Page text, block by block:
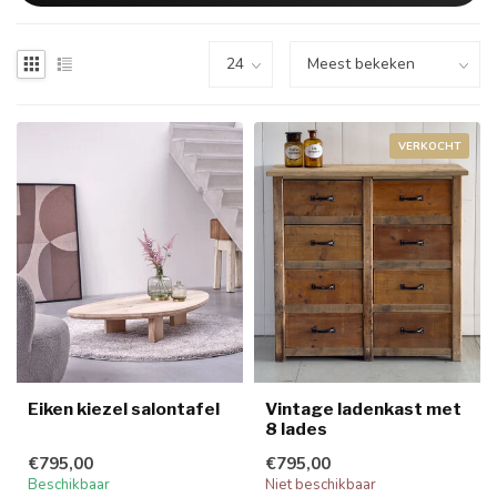
Eiken kiezel salontafel
€795,00
Beschikbaar
VERKOCHT
Vintage ladenkast met
8 lades
€795,00
Niet beschikbaar